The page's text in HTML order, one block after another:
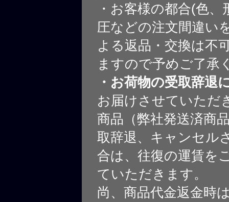
・お客様の都合(色、
圧などの注文間違い
よる返品・交換は不
ますので予めご了承
・お荷物の受取辞退
お届けさせていただ
商品（弊社発送済商
取辞退、キャンセル
合は、往復の運賃を
ていただきます。
尚、商品代金返金時